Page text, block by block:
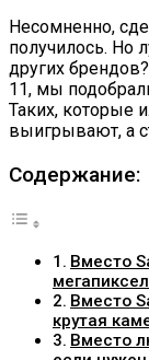
Несомненно,
получилось. Но
других
11, мы
Таких, которые
выигрывают, а
Содержание:
Вместо
Вместо
крутая
Вместо